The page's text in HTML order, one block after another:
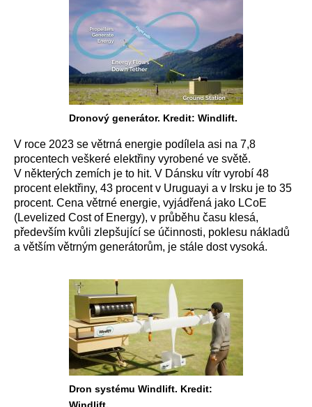
Dronový generátor. Kredit: Windlift.
V roce 2023 se větrná energie podílela asi na 7,8
procentech veškeré elektřiny vyrobené ve světě.
V některých zemích je to hit. V Dánsku vítr vyrobí 48
procent elektřiny, 43 procent v Uruguayi a v Irsku je to 35
procent. Cena větrné energie, vyjádřená jako LCoE
(Levelized Cost of Energy), v průběhu času klesá,
především kvůli zlepšující se účinnosti, poklesu nákladů
a větším větrným generátorům, je stále dost vysoká.
Dron systému Windlift. Kredit: